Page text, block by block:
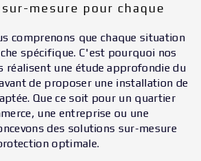
mesure pour chaque
comprenons que chaque situation
spécifique. C'est pourquoi nos
réalisent une étude approfondie du
de proposer une installation de
Que ce soit pour un quartier
une entreprise ou une
des solutions sur-mesure
optimale.